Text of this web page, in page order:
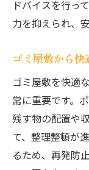
ドバイスを行っ
力を抑えられ、
ゴミ屋敷から
ゴミ屋敷を快適
常に重要です。
残す物の配置や
て、整理整頓が
るため、再発防